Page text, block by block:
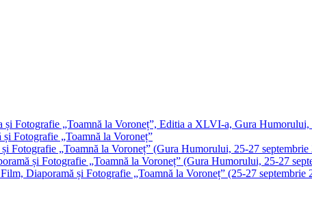
Fotografie „Toamnă la Voroneț”, Editia a XLVI-a, Gura
Fotografie „Toamnă la Voroneț”
Fotografie „Toamnă la Voroneț” (Gura Humorului, 25-27 septembrie
și Fotografie „Toamnă la Voroneț” (Gura Humorului, 25-27
Diaporamă și Fotografie „Toamnă la Voroneț” (25-27